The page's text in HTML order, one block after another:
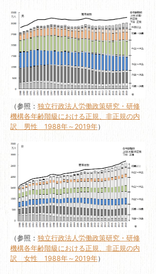
（参照： 独立行政法人労働政策研究・研修
機構各年齢階級における正規、非正規の内
訳 男性 1988年～2019年）
（参照： 独立行政法人労働政策研究・研修
機構各年齢階級における正規、非正規の内
訳 女性 1988年～2019年）